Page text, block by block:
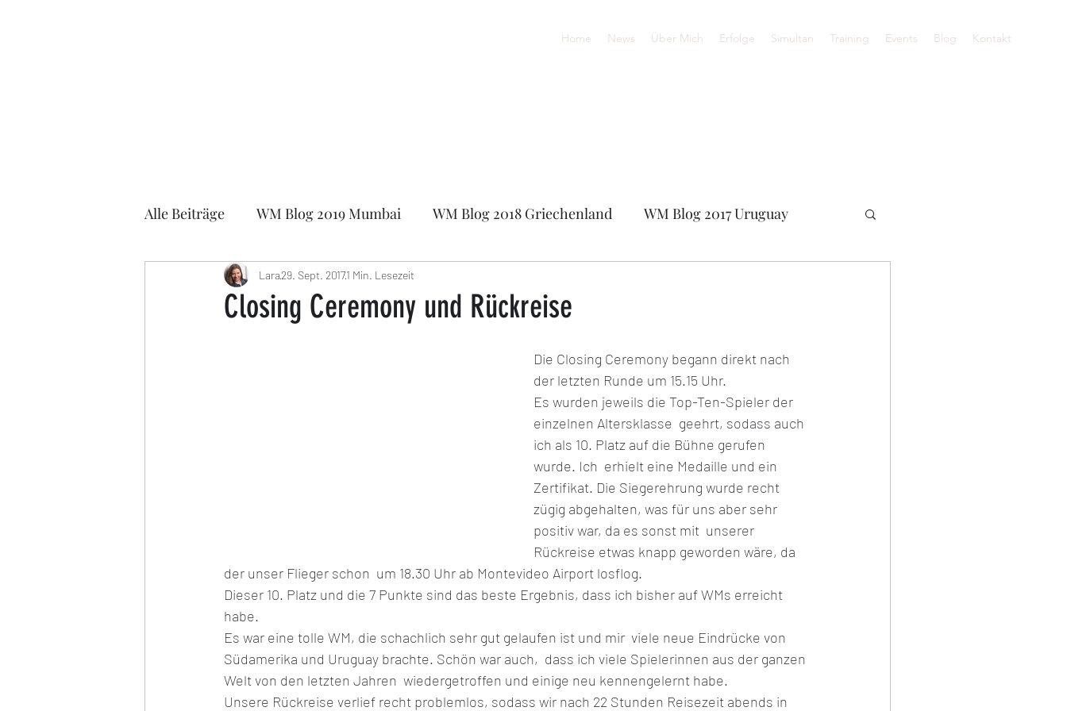
Home News Über Mich Erfolge Simultan Training Events Blog Kontakt
Alle Beiträge WM Blog 2019 Mumbai WM Blog 2018 Griechenland WM Blog 2017 Uruguay
FIDE Online Olympiade 2020 Online-Europameisterschaft 2020
FIDE Online Olympiade 2021 Allgemeines
Europameisterin U20w 2021
Closing Ceremony und Rückreise
Lara29. Sept. 20171 Min. Lesezeit
Die Closing Ceremony begann direkt nach
der letzten Runde um 15.15 Uhr.
Es wurden jeweils die Top-Ten-Spieler der
einzelnen Altersklasse  geehrt, sodass auch
ich als 10. Platz auf die Bühne gerufen
wurde. Ich  erhielt eine Medaille und ein
Zertifikat. Die Siegerehrung wurde recht
zügig abgehalten, was für uns aber sehr
positiv war, da es sonst mit  unserer
Rückreise etwas knapp geworden wäre, da
der unser Flieger schon  um 18.30 Uhr ab Montevideo Airport losflog.
Dieser 10. Platz und die 7 Punkte sind das beste Ergebnis, dass ich bisher auf WMs erreicht
habe.
Es war eine tolle WM, die schachlich sehr gut gelaufen ist und mir  viele neue Eindrücke von
Südamerika und Uruguay brachte. Schön war auch,  dass ich viele Spielerinnen aus der ganzen
Welt von den letzten Jahren  wiedergetroffen und einige neu kennengelernt habe.
Unsere Rückreise verlief recht problemlos, sodass wir nach 22 Stunden Reisezeit abends in